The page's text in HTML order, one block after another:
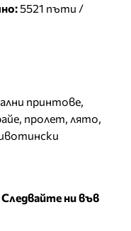
5521 пъти /
принтове,
, пролет, лято,
Следвайте ни във